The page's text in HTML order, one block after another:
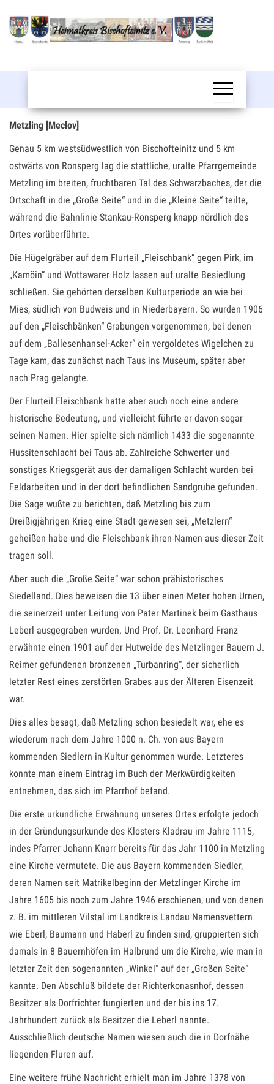
Inhalt
springen
Metzling [Meclov]
Genau 5 km westsüdwestlich von Bischofteinitz und 5 km
ostwärts von Ronsperg lag die stattliche, uralte Pfarrgemeinde
Metzling im breiten, fruchtbaren Tal des Schwarzbaches, der die
Ortschaft in die „Große Seite“ und in die „Kleine Seite“ teilte,
während die Bahnlinie Stankau-Ronsperg knapp nördlich des
Ortes vorüberführte.
Die Hügelgräber auf dem Flurteil „Fleischbank“ gegen Pirk, im
„Kamöin“ und Wottawarer Holz lassen auf uralte Besiedlung
schließen. Sie gehörten derselben Kulturperiode an wie bei
Mies, südlich von Budweis und in Niederbayern. So wurden 1906
auf den „Fleischbänken“ Grabungen vorgenommen, bei denen
auf dem „Ballesenhansel-Acker“ ein vergoldetes Wigelchen zu
Tage kam, das zunächst nach Taus ins Museum, später aber
nach Prag gelangte.
Der Flurteil Fleischbank hatte aber auch noch eine andere
historische Bedeutung, und vielleicht führte er davon sogar
seinen Namen. Hier spielte sich nämlich 1433 die sogenannte
Hussitenschlacht bei Taus ab. Zahlreiche Schwerter und
sonstiges Kriegsgerät aus der damaligen Schlacht wurden bei
Feldarbeiten und in der dort befindlichen Sandgrube gefunden.
Die Sage wußte zu berichten, daß Metzling bis zum
Dreißigjährigen Krieg eine Stadt gewesen sei, „Metzlern“
geheißen habe und die Fleischbank ihren Namen aus dieser Zeit
tragen soll.
Aber auch die „Große Seite“ war schon prähistorisches
Siedelland. Dies beweisen die 13 über einen Meter hohen Urnen,
die seinerzeit unter Leitung von Pater Martinek beim Gasthaus
Leberl ausgegraben wurden. Und Prof. Dr. Leonhard Franz
erwähnte einen 1901 auf der Hutweide des Metzlinger Bauern J.
Reimer gefundenen bronzenen „Turbanring“, der sicherlich
letzter Rest eines zerstörten Grabes aus der Älteren Eisenzeit
war.
Dies alles besagt, daß Metzling schon besiedelt war, ehe es
wiederum nach dem Jahre 1000 n. Ch. von aus Bayern
kommenden Siedlern in Kultur genommen wurde. Letzteres
konnte man einem Eintrag im Buch der Merkwürdigkeiten
entnehmen, das sich im Pfarrhof befand.
Die erste urkundliche Erwähnung unseres Ortes erfolgte jedoch
in der Gründungsurkunde des Klosters Kladrau im Jahre 1115,
indes Pfarrer Johann Knarr bereits für das Jahr 1100 in Metzling
eine Kirche vermutete. Die aus Bayern kommenden Siedler,
deren Namen seit Matrikelbeginn der Metzlinger Kirche im
Jahre 1605 bis noch zum Jahre 1946 erschienen, und von denen
z. B. im mittleren Vilstal im Landkreis Landau Namensvettern
wie Eberl, Baumann und Haberl zu finden sind, gruppierten sich
damals in 8 Bauernhöfen im Halbrund um die Kirche, wie man in
letzter Zeit den sogenannten „Winkel“ auf der „Großen Seite“
kannte. Den Abschluß bildete der Richterkonasnhof, dessen
Besitzer als Dorfrichter fungierten und der bis ins 17.
Jahrhundert zurück als Besitzer die Leberl nannte.
Ausschließlich deutsche Namen wiesen auch die in Dorfnähe
liegenden Fluren auf.
Eine weitere frühe Nachricht erhielt man im Jahre 1378 von